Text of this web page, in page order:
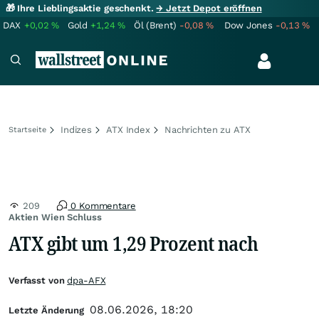
🎁 Ihre Lieblingsaktie geschenkt.→ Jetzt Depot eröffnen
DAX +0,02% Gold +1,24% Öl (Brent) -0,08% Dow Jones -0,13%
Startseite Indizes ATX Index Nachrichten zu ATX
Aktien Wien Schluss
209 0 Kommentare
ATX gibt um 1,29 Prozent nach
Verfasst vondpa-AFX
Letzte Änderung 08.06.2026, 18:20